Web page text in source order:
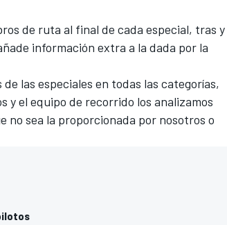
de ruta al final de cada especial, tras y
información extra a la dada por la
las especiales en todas las categorías,
y el equipo de recorrido los analizamos
no sea la proporcionada por nosotros o